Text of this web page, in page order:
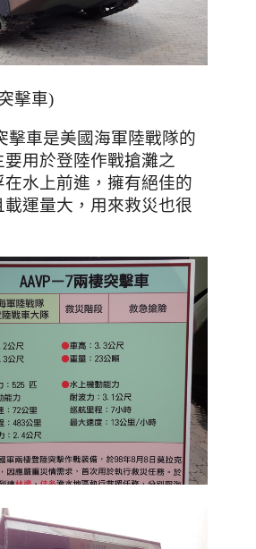
擊車)
擊車是美國海軍陸戰隊的
要用於登陸作戰搶灘之
在水上前進 ，擁有絕佳的
載運量大 ， 用來救災也很